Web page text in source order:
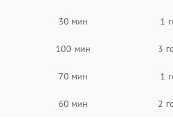
30 мин 1
100 мин 3
70 мин 1
60 мин 2